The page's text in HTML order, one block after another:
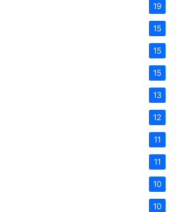
19
15
15
15
13
12
11
11
10
10